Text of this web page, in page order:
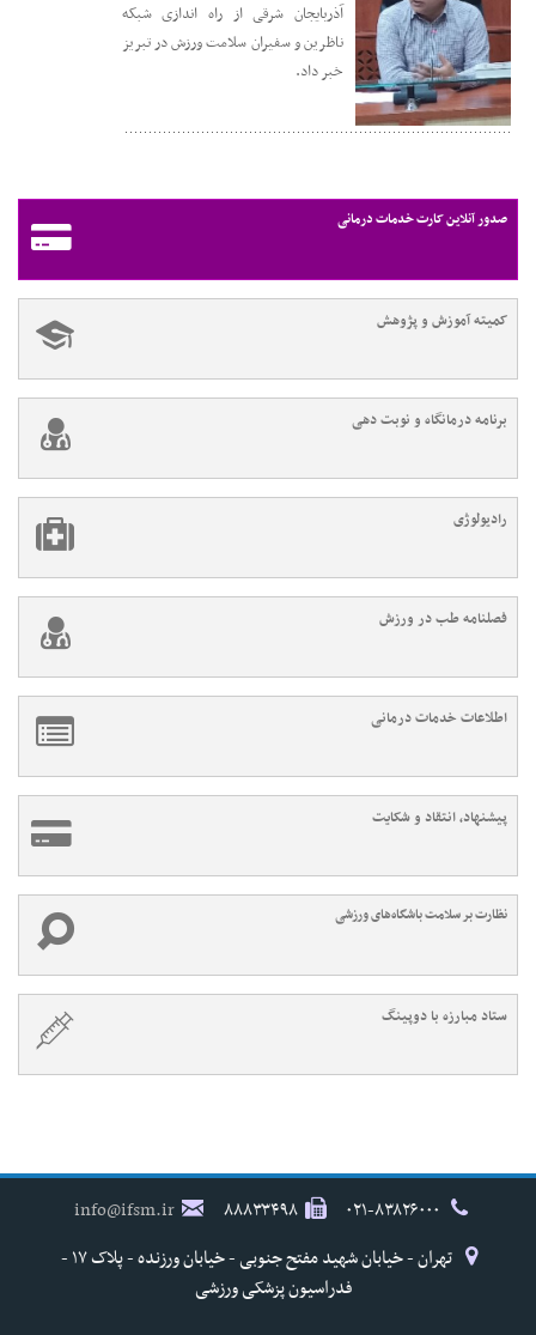
آذربایجان شرقی از راه اندازی شبکه
ناظرین و سفیران سلامت ورزش در تبریز
خبر داد.
صدور آنلاین کارت خدمات درمانی
کمیته آموزش و پژوهش
برنامه درمانگاه و نوبت دهی
رادیولوژی
فصلنامه طب در ورزش
اطلاعات خدمات درمانی
پیشنهاد، انتقاد و شکایت
نظارت بر سلامت باشگاه‌های ورزشی
ستاد مبارزه با دوپینگ
۸۸۸۳۳۴۹۸
info@ifsm.ir
تهران - خیابان شهید مفتح جنوبی - خیابان ورزنده - پلاک ۱۷ -
فدراسیون پزشکی ورزشی